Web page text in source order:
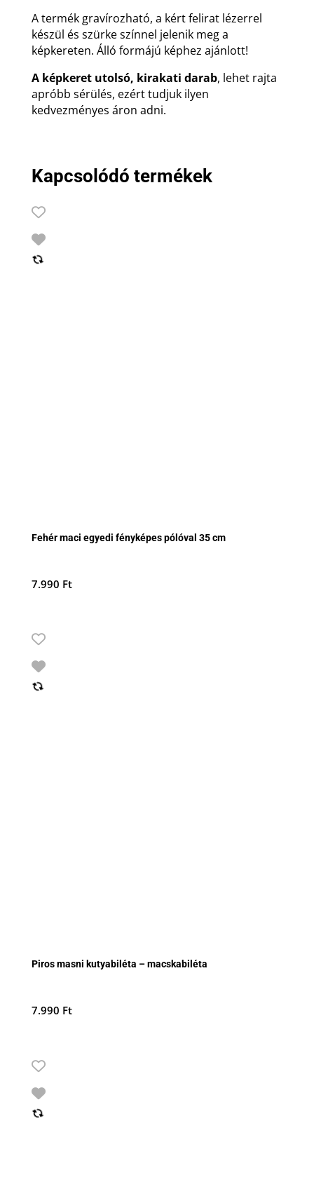
A termék gravírozható, a kért felirat lézerrel
készül és szürke színnel jelenik meg a
képkereten. Álló formájú képhez ajánlott!
A képkeret utolsó, kirakati darab, lehet rajta
apróbb sérülés, ezért tudjuk ilyen
kedvezményes áron adni.
Kapcsolódó termékek
Fehér maci egyedi fényképes pólóval 35 cm
7.990 Ft
Piros masni kutyabiléta – macskabiléta
7.990 Ft